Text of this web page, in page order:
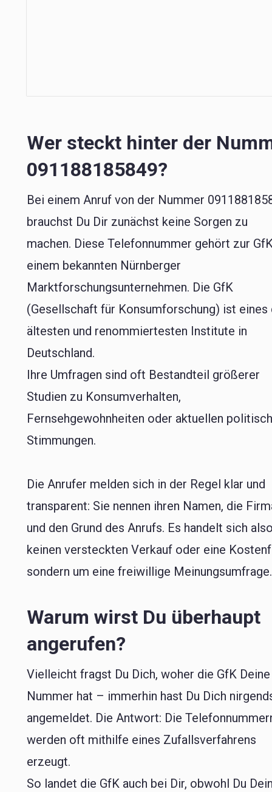
Wer steckt hinter der
091188185849?
Bei einem Anruf von der Nummer
brauchst Du Dir zunächst keine Sorgen zu
machen. Diese Telefonnummer gehört zur
einem bekannten Nürnberger
Marktforschungsunternehmen. Die GfK
(Gesellschaft für Konsumforschung) ist eines
ältesten und renommiertesten Institute in
Deutschland.
Ihre Umfragen sind oft Bestandteil größerer
Studien zu Konsumverhalten,
Fernsehgewohnheiten oder aktuellen
Stimmungen.
Die Anrufer melden sich in der Regel klar und
transparent: Sie nennen ihren Namen, die
und den Grund des Anrufs. Es handelt sich
keinen versteckten Verkauf oder eine
sondern um eine freiwillige Meinungsumfrage.
Warum wirst Du überhaupt
angerufen?
Vielleicht fragst Du Dich, woher die GfK Deine
Nummer hat – immerhin hast Du Dich
angemeldet. Die Antwort: Die
werden oft mithilfe eines Zufallsverfahrens
erzeugt.
So landet die GfK auch bei Dir, obwohl Du